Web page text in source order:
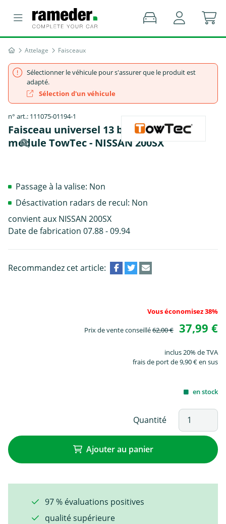
Attelage Faisceaux
Sélectionner le véhicule pour s'assurer que le produit est
adapté.
Sélection d'un véhicule
n° art.: 111075-01194-1
Faisceau universel 13 broches, sans
module TowTec - NISSAN 200SX
Passage à la valise: Non
Désactivation radars de recul: Non
convient aux NISSAN 200SX
Date de fabrication 07.88 - 09.94
Recommandez cet article:
Vous économisez 38%
Prix de vente conseillé62,00 € 37,99 €
inclus 20% de TVA
frais de port de 9,90 € en sus
en stock
Quantité
Ajouter au panier
97 % évaluations positives
qualité supérieure